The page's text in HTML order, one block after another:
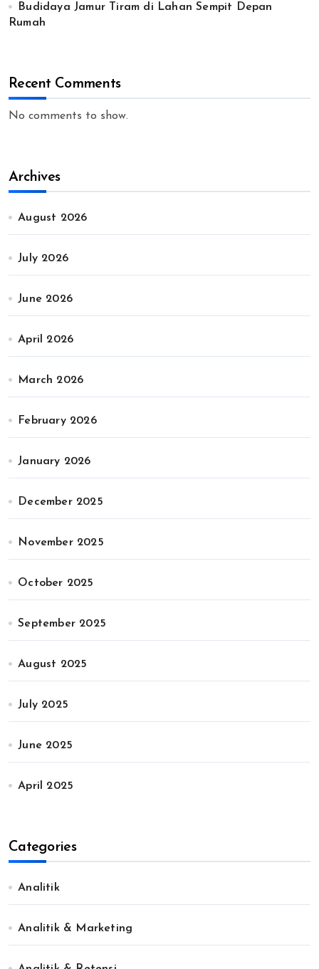
Budidaya Jamur Tiram di Lahan Sempit Depan
Rumah
Recent Comments
No comments to show.
Archives
August 2026
July 2026
June 2026
April 2026
March 2026
February 2026
January 2026
December 2025
November 2025
October 2025
September 2025
August 2025
July 2025
June 2025
April 2025
Categories
Analitik
Analitik & Marketing